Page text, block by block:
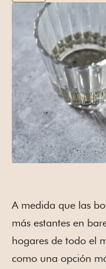
A medida que las
más estantes en
hogares de todo el
como una opción